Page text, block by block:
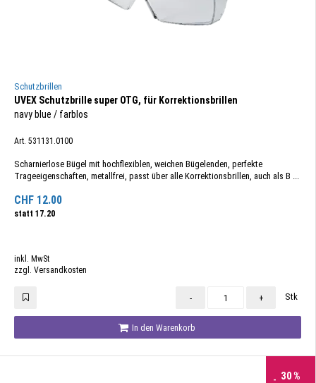
Schutzbrillen
UVEX Schutzbrille super OTG, für Korrektionsbrillen
navy blue / farblos
Art. 531131.0100
Scharnierlose Bügel mit hochflexiblen, weichen Bügelenden, perfekte
Trageeigenschaften, metallfrei, passt über alle Korrektionsbrillen, auch als B ...
CHF 12.00
statt 17.20
inkl. MwSt
zzgl. Versandkosten
- + Stk
In den Warenkorb
30%